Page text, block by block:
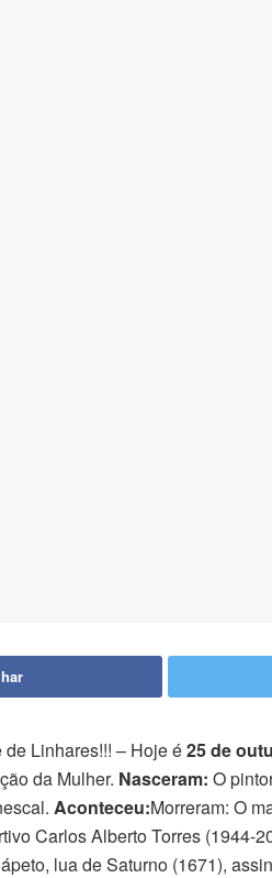
Linhares!!! – Hoje é25 de
da Mulher. Nasceram: O
Aconteceu:Morreram: O
Carlos Alberto Torres (1944-
lua de Saturno (1671),